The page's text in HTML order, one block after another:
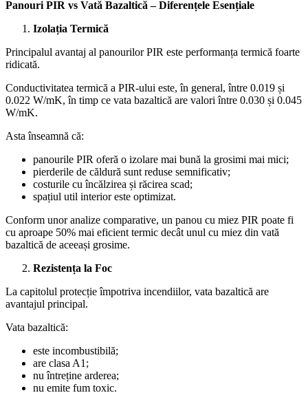
Panouri PIR vs Vată Bazaltică – Diferențele Esențiale
Izolația Termică
Principalul avantaj al panourilor PIR este performanța termică foarte
ridicată.
Conductivitatea termică a PIR-ului este, în general, între 0.019 și
0.022 W/mK, în timp ce vata bazaltică are valori între 0.030 și 0.045
W/mK.
Asta înseamnă că:
panourile PIR oferă o izolare mai bună la grosimi mai mici;
pierderile de căldură sunt reduse semnificativ;
costurile cu încălzirea și răcirea scad;
spațiul util interior este optimizat.
Conform unor analize comparative, un panou cu miez PIR poate fi
cu aproape 50% mai eficient termic decât unul cu miez din vată
bazaltică de aceeași grosime.
Rezistența la Foc
La capitolul protecție împotriva incendiilor, vata bazaltică are
avantajul principal.
Vata bazaltică:
este incombustibilă;
are clasa A1;
nu întreține arderea;
nu emite fum toxic.